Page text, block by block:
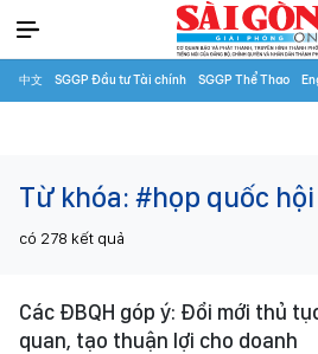
中文 SGGP Đầu tư Tài chính SGGP Thể Thao
Từ khóa: #họp quốc hội
có 278 kết quả
Các ĐBQH góp ý: Đổi mới thủ
quan, tạo thuận lợi cho doanh